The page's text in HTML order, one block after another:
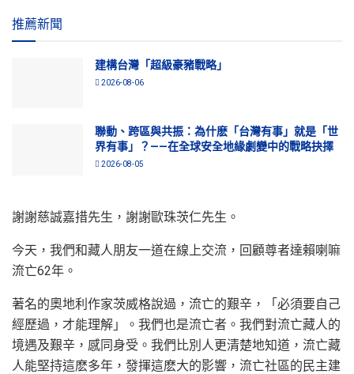
推薦新聞
建構台灣「超級豪豬戰略」
2026-08-06
聯動、跨區與共振：為什麽「台灣有事」就是「世
界有事」？——在全球安全地緣劇變中的戰略抉擇
2026-08-05
謝謝慈誠嘉措先生，謝謝歐珠茨仁先生。
今天，我們和藏人朋友一道在線上交流，回顧尊者達賴喇嘛
流亡62年。
著名的奧地利作家茨威格說過，流亡的艱辛，「必須要自己
經歷過，才能理解」。我們也是流亡者。我們對流亡藏人的
境遇及艱辛，感同身受。我們比別人更清楚地知道，流亡藏
人能堅持這麽多年，發揮這麽大的影響，流亡社區的民主建